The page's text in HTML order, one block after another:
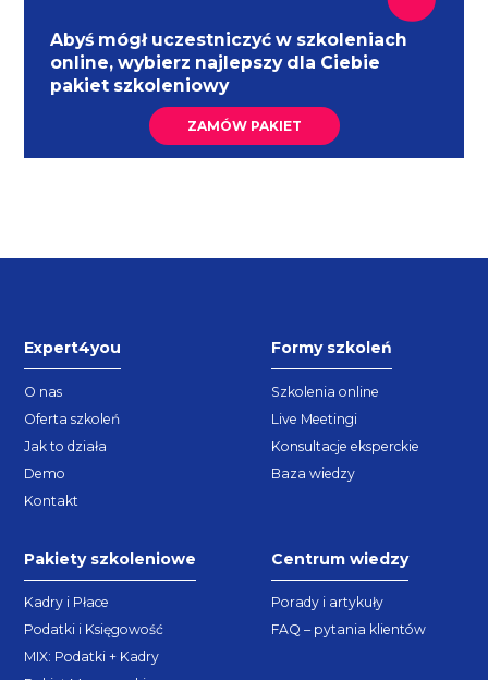
Abyś mógł uczestniczyć w szkoleniach
online, wybierz najlepszy dla Ciebie
pakiet szkoleniowy
ZAMÓW PAKIET
Expert4you
O nas
Oferta szkoleń
Jak to działa
Demo
Kontakt
Formy szkoleń
Szkolenia online
Live Meetingi
Konsultacje eksperckie
Baza wiedzy
Pakiety szkoleniowe
Kadry i Płace
Podatki i Księgowość
MIX: Podatki + Kadry
Centrum wiedzy
Porady i artykuły
FAQ – pytania klientów